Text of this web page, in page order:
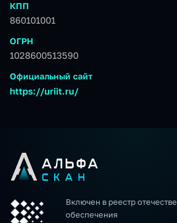
КПП
860101001
ОГРН
1028600513590
Официальный сайт
https://uriit.ru/
Включен в реестр
обеспечения